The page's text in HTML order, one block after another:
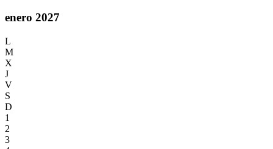
enero 2027
L
M
X
J
V
S
D
1
2
3